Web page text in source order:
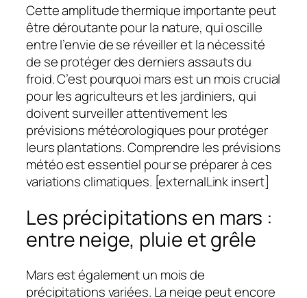
Cette amplitude thermique importante peut
être déroutante pour la nature, qui oscille
entre l’envie de se réveiller et la nécessité
de se protéger des derniers assauts du
froid. C’est pourquoi mars est un mois crucial
pour les agriculteurs et les jardiniers, qui
doivent surveiller attentivement les
prévisions météorologiques pour protéger
leurs plantations. Comprendre les prévisions
météo est essentiel pour se préparer à ces
variations climatiques. [externalLink insert]
Les précipitations en mars :
entre neige, pluie et grêle
Mars est également un mois de
précipitations variées. La neige peut encore